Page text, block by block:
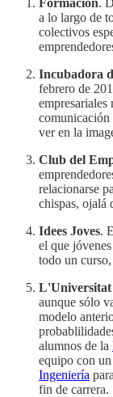
a lo largo de
colectivos
Incubadora
febrero de
comunicación
ver en la
Club del
relacionarse
chispas, ojalá
Idees Joves.
el que
todo un
aunque sólo
modelo
alumnos de la
equipo con
Ingeniería
fin de carrera.